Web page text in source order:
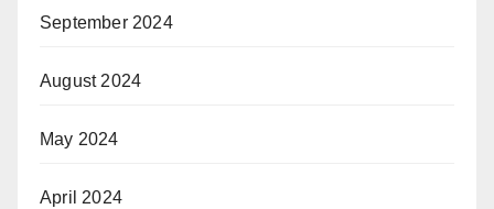
September 2024
August 2024
May 2024
April 2024